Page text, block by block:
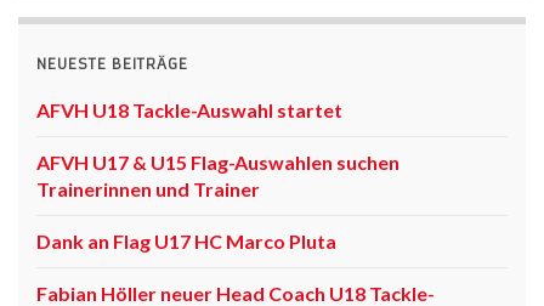
NEUESTE BEITRÄGE
AFVH U18 Tackle-Auswahl startet
AFVH U17 & U15 Flag-Auswahlen suchen
Trainerinnen und Trainer
Dank an Flag U17 HC Marco Pluta
Fabian Höller neuer Head Coach U18 Tackle-